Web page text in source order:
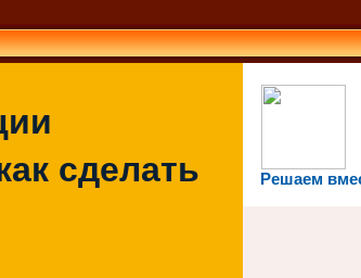
Решаем
сделать